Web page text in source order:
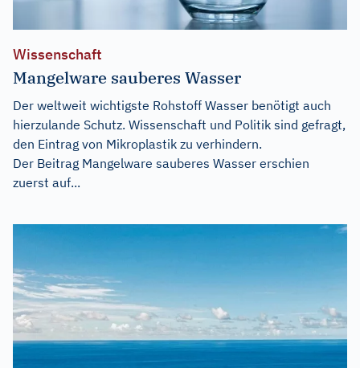
Wissenschaft
Mangelware sauberes Wasser
Der weltweit wichtigste Rohstoff Wasser benötigt auch
hierzulande Schutz. Wissenschaft und Politik sind gefragt,
den Eintrag von Mikroplastik zu verhindern.
Der Beitrag Mangelware sauberes Wasser erschien
zuerst auf...